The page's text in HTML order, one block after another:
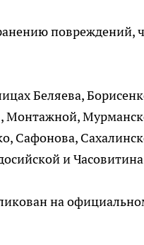
повреждений,
Беляева,
Монтажной,
Сафонова,
и
на